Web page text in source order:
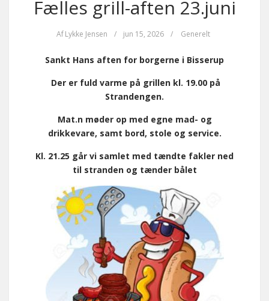
Fælles grill-aften 23.juni
Af Lykke Jensen / jun 15, 2026 / Generelt
Sankt Hans aften for borgerne i Bisserup
Der er fuld varme på grillen kl. 19.00 på
Strandengen.
Mat.n møder op med egne mad- og
drikkevare, samt bord, stole og service.
Kl. 21.25 går vi samlet med tændte fakler ned
til stranden og tænder bålet